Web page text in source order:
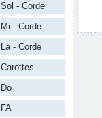
Sol - Corde
Mi - Corde
La - Corde
Carottes
Do
FA